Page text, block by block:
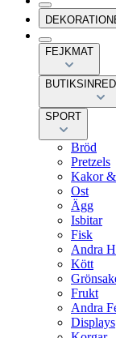
FEJKMAT
SPORT
Bröd
Pretzels
Kakor
Ost
Ägg
Isbitar
Fisk
Andra
Kött
Frukt
Andra
Displays